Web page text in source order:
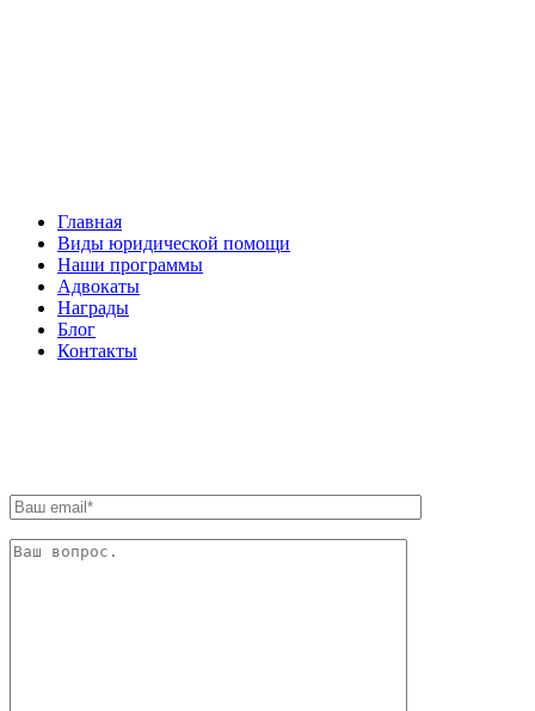
Главная
Виды юридической помощи
Наши программы
Адвокаты
Награды
Блог
Контакты